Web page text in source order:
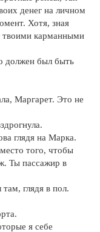
денег на личном
Хотя, зная
твоими карманными
должен был быть
Маргарет. Это не
глядя на Марка.
того, чтобы
Ты пассажир в
глядя в пол.
я себе